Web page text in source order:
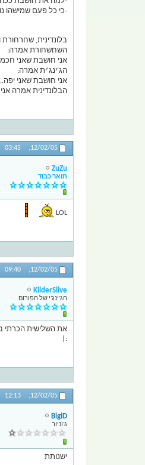
-כי כל פעם שמישהו
בלונדינית,
השחשחורת אמרה:
אני חושבת שאני
הג'ינג'ית אמרה:
אני חושבת שאני
הבלונדינית אמרה
12/02/05,
03:45
ZuZu
תואר כבוד
LOL
12/02/05,
09:40
KilderSlive
הג'ינג'י של הפורום
את השלישית הכרתי
:|
12/02/05,
12:13
BigiD
ג'וניור
ישנותת